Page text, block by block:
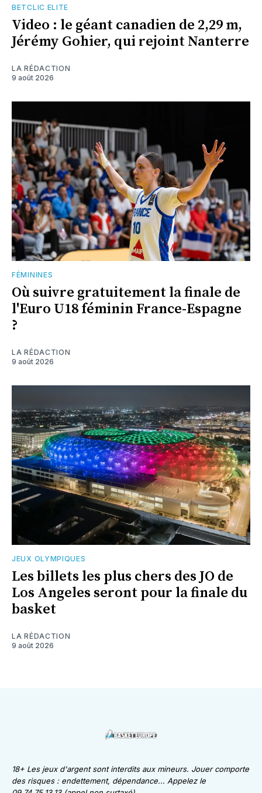
BETCLIC ELITE
Video : le géant canadien de 2,29 m,
Jérémy Gohier, qui rejoint Nanterre
LA RÉDACTION
9 août 2026
FÉMININES
Où suivre gratuitement la finale de
l'Euro U18 féminin France-Espagne
?
LA RÉDACTION
9 août 2026
JEUX OLYMPIQUES
Les billets les plus chers des JO de
Los Angeles seront pour la finale du
basket
LA RÉDACTION
9 août 2026
18+ Les jeux d'argent sont interdits aux mineurs. Jouer comporte
des risques : endettement, dépendance... Appelez le